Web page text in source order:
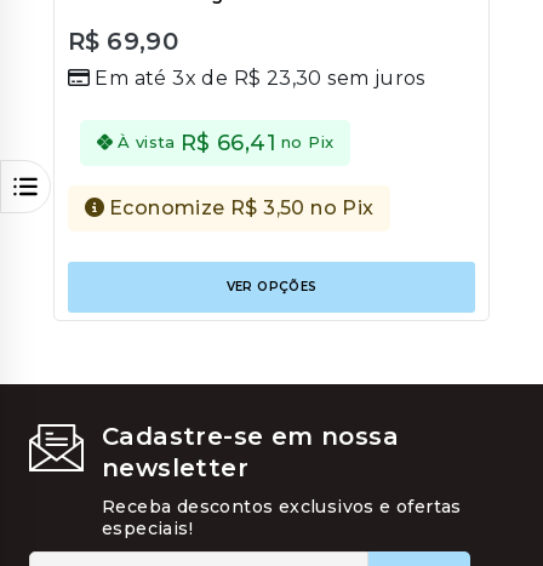
out
R$ 69,90
Em até 3x de R$ 23,30 sem juros
À vista R$ 66,41 no Pix
Economize R$3,50 no Pix
VER OPÇÕES
tem
As
Cadastre-se em nossa
newsletter
Receba descontos exclusivos e ofertas
especiais!